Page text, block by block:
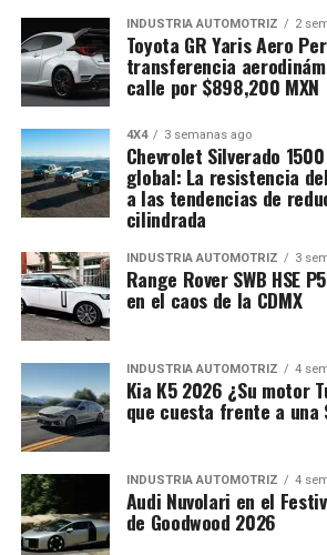
INDUSTRIA AUTOMOTRIZ 2
Toyota GR Yaris Aero
transferencia
calle por $898,200 MXN
4X4 3 semanas ago
Chevrolet Silverado
global: La resistencia
a las tendencias de
cilindrada
INDUSTRIA AUTOMOTRIZ 3
Range Rover SWB HSE
en el caos de la CDMX
INDUSTRIA AUTOMOTRIZ 4
Kia K5 2026 ¿Su motor
que cuesta frente a una
INDUSTRIA AUTOMOTRIZ 4
Audi Nuvolari en el
de Goodwood 2026